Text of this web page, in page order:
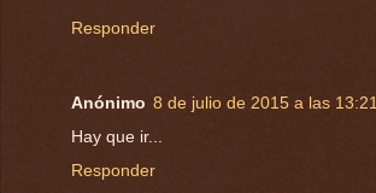
Responder
Anónimo 8 de julio de 2015 a las 13:21
Hay que ir...
Responder